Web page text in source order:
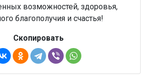
возможностей, здоровья,
благополучия и счастья!
Скопировать